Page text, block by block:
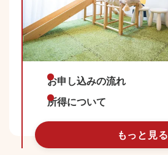
お申し込みの流れ
所得について
もっと見る